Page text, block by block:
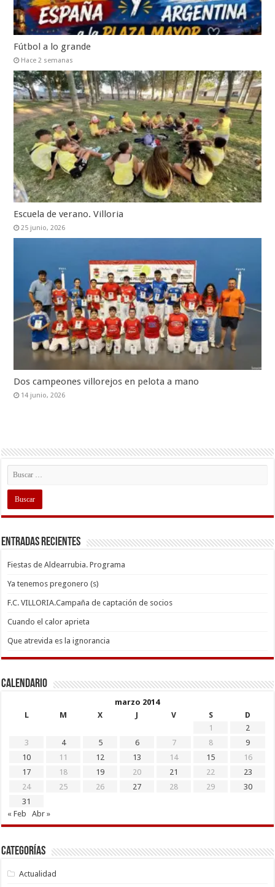
Fútbol a lo grande
Hace 2 semanas
Escuela de verano. Villoria
25 junio, 2026
Dos campeones villorejos en pelota a mano
14 junio, 2026
Entradas recientes
Fiestas de Aldearrubia. Programa
Ya tenemos pregonero (s)
F.C. VILLORIA.Campaña de captación de socios
Cuando el calor aprieta
Que atrevida es la ignorancia
Calendario
marzo 2014
L
M X J V S
D
1
2
3
4 5 6 7 8
9
10
11 12 13 14 15
16
17
18 19 20 21 22
23
24
25 26 27 28 29
30
31
« Feb
Abr »
Categorías
Actualidad